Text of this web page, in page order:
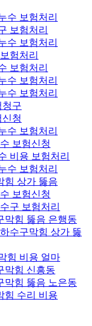
수 보험처리
보험처리
수 보험처리
험처리
보험처리
수 보험처리
수 보험처리
청구
청
수 보험처리
보험신청
비용 보험처리
수 보험처리
힘 상가 뚫음
보험신청
구 보험처리
막힘 뚫음 은행동
수구막힘 상가 뚫
힘 비용 얼마
막힘 신흥동
막힘 뚫음 노은동
힘 수리 비용